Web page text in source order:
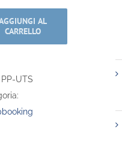
Pack
–
AL
CARRELLO
PP-UTS